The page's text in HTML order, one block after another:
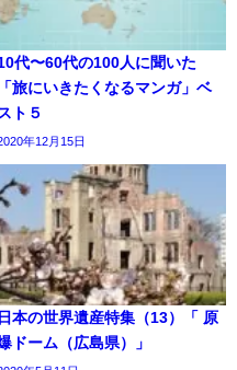
代〜60代の100人に聞いた
「旅にいきたくなるマンガ」ベ
スト５
年12月15日
日本の世界遺産特集（13）「 原
ドーム（広島県）」